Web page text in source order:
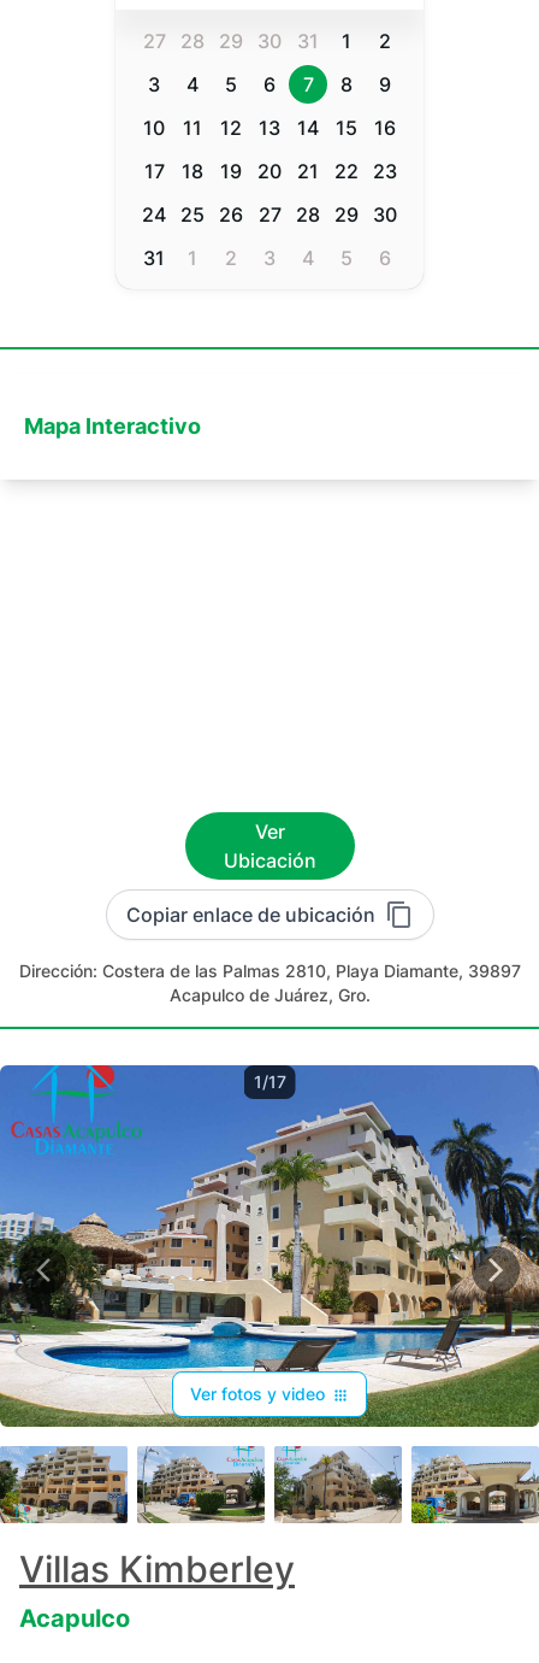
27 28 29 30 31 1
2
3
4 5 6 7 8
9
10
11 12 13 14 15
16
17
18 19 20 21 22
23
24
25 26 27 28 29
30
31
1 2 3 4 5 6
Mapa Interactivo
Ver
Ubicación
Copiar enlace de ubicación
Dirección: Costera de las Palmas 2810, Playa Diamante, 39897
Acapulco de Juárez, Gro.
1/17
Ver fotos y video
Villas Kimberley
Acapulco